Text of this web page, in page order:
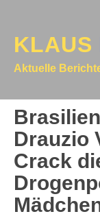
KLAUS
Aktuelle
Drauzio
Crack